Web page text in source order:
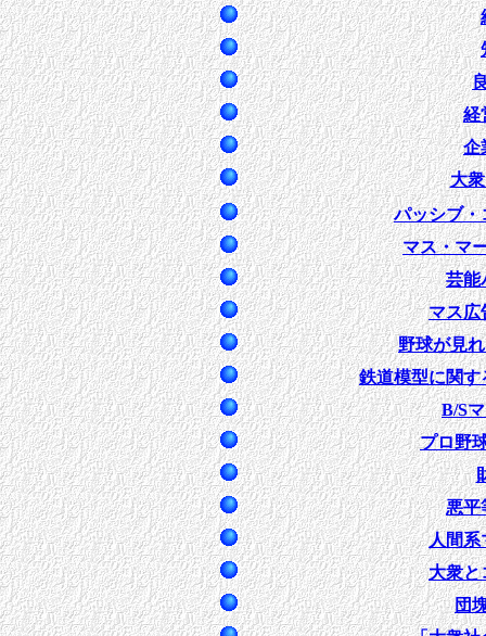
経
企
大
パッシブ・
マス・マ
芸能
マス広
野球が見
鉄道模型に関
B/S
プロ野
悪平
人間系
大衆と
団